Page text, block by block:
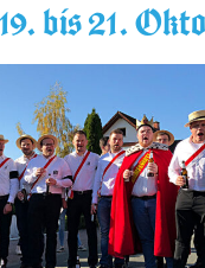
bis 21.